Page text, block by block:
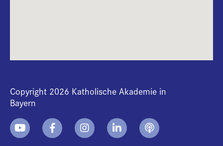
Copyright 2026 Katholische Akademie in
Bayern